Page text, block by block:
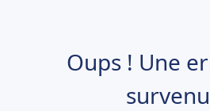
Oups ! Une